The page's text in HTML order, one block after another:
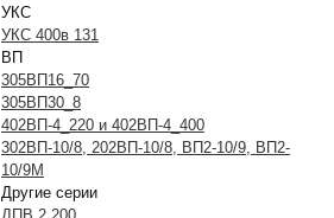
УКС
УКС 400в 131
ВП
305ВП16_70
305ВП30_8
402ВП-4_220 и 402ВП-4_400
302ВП-10/8, 202ВП-10/8, ВП2-10/9, ВП2-
10/9М
Другие серии